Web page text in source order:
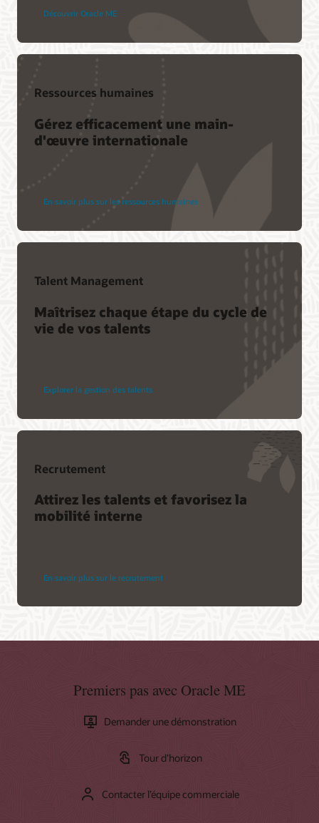
Découvrir Oracle ME
Ressources humaines
Gérez efficacement une main-
d'œuvre internationale
En savoir plus sur les ressources humaines
Talent Management
Maîtrisez chaque étape du cycle de
vie de vos talents
Explorer la gestion des talents
Recrutement
Attirez les talents et favorisez la
mobilité interne
En savoir plus sur le recrutement
Premiers pas avec Oracle ME
Demander une démonstration
Tour d’horizon
Contacter l’équipe commerciale